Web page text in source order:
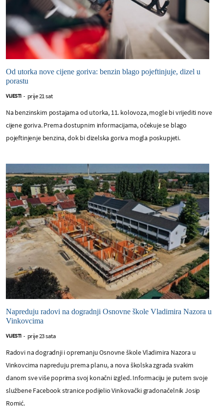
Od utorka nove cijene goriva: benzin blago pojeftinjuje, dizel u
porastu
VIJESTI - prije 21 sat
Na benzinskim postajama od utorka, 11. kolovoza, mogle bi vrijediti nove
cijene goriva. Prema dostupnim informacijama, očekuje se blago
pojeftinjenje benzina, dok bi dizelska goriva mogla poskupjeti.
Napreduju radovi na dogradnji Osnovne škole Vladimira Nazora u
Vinkovcima
VIJESTI - prije 23 sata
Radovi na dogradnji i opremanju Osnovne škole Vladimira Nazora u
Vinkovcima napreduju prema planu, a nova školska zgrada svakim
danom sve više poprima svoj konačni izgled. Informaciju je putem svoje
službene Facebook stranice podijelio Vinkovački gradonačelnik Josip
Romić.